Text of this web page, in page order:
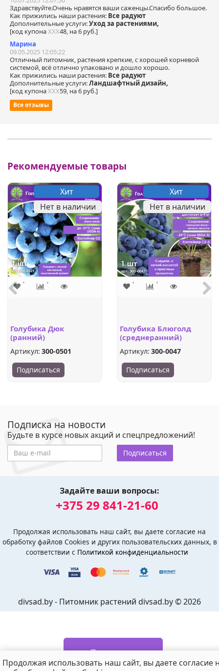
Подписаться
Здравствуйте.Очень нравятся ваши саженцы.Спасибо большое.
Как прижились наши растения: Все радуют
Дополнительные услуги:Уход за растениями,
[код купонаХХХ48, на 6 руб.]
Марина
09.05.2025 12:05:22
Отличный питомник, растения крепкие, с хорошей корневой
системой, всё отлично упаковано и дошло хорошо.
Как прижились наши растения: Все радуют
Дополнительные услуги:Ландшафтный дизайн,
[код купонаХХХ59, на 6 руб.]
Все отзывы
Рекомендуемые товары
Хит
Нет в наличии
Голубика Дюк
(ранний)
Артикул: 300-0501
Подписаться
Хит
Нет в наличии
Голубика Блюголд
(среднеранний)
Артикул: 300-0047
Подписаться
Подписка на новости
Будьте в курсе новых акций и спецпредложений!
Подписаться
Задайте ваши вопросы:
+375 29 841-21-60
Продолжая использовать наш сайт, вы даете согласие на
обработку файлов Cookies и других пользовательских данных, в
соответствии с Политикой конфиденциальности
divsad.by - Питомник растений divsad.by © 2026
Продолжая использовать наш сайт, вы даете согласие